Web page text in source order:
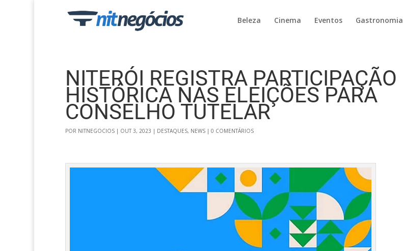
Beleza Cinema Eventos Gastronomia
NITERÓI REGISTRA PARTICIPAÇÃO
HISTÓRICA NAS ELEIÇÕES PARA
CONSELHO TUTELAR
POR NITNEGOCIOS| OUT 3, 2023 | DESTAQUES, NEWS| 0 COMENTÁRIOS